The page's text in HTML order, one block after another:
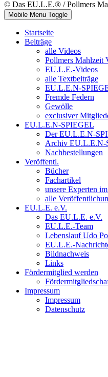
© Das EU.L.E.® / Pollmers
Mobile Menu Toggle
Startseite
Beiträge
alle Videos
Pollmers Mahlzeit
EU.L.E.-Videos
alle Textbeiträge
EU.L.E.N-
Fremde Federn
Gewölle
exclusiver
EU.L.E.N-SPIEGEL
Der EU.L.E.N-
Archiv EU.L.E.N-
Nachbestellungen
Veröffentl.
Bücher
Fachartikel
unsere Experten
alle
EU.L.E. e.V.
Das EU.L.E. e.V.
EU.L.E.-Team
Lebenslauf Udo
EU.L.E.-
Bildnachweis
Links
Fördermitglied werden
Impressum
Impressum
Datenschutz